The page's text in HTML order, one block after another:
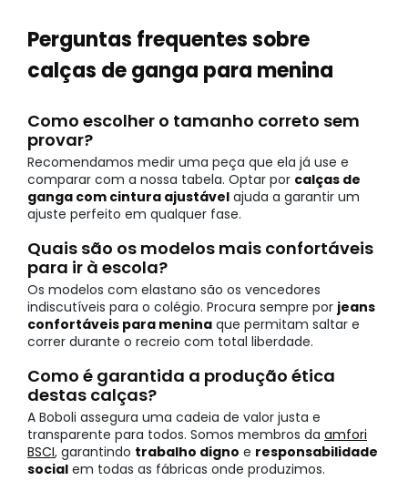
Perguntas frequentes sobre
calças de ganga para menina
Como escolher o tamanho correto sem
provar?
Recomendamos medir uma peça que ela já use e
comparar com a nossa tabela. Optar por calças de
ganga com cintura ajustável ajuda a garantir um
ajuste perfeito em qualquer fase.
Quais são os modelos mais confortáveis
para ir à escola?
Os modelos com elastano são os vencedores
indiscutíveis para o colégio. Procura sempre por jeans
confortáveis para menina que permitam saltar e
correr durante o recreio com total liberdade.
Como é garantida a produção ética
destas calças?
A Boboli assegura uma cadeia de valor justa e
transparente para todos. Somos membros da amfori
BSCI, garantindo trabalho digno e responsabilidade
social em todas as fábricas onde produzimos.